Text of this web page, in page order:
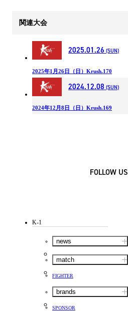
関連大会
2025.01.26 (SUN)
2025年1月26日（日）Krush.170
2024.12.08 (SUN)
2024年12月8日（日）Krush.169
FOLLOW US
K-1
news
match
FIGHTER
brands
SPONSOR